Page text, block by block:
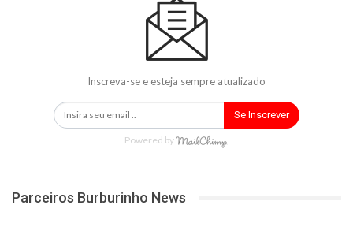
Inscreva-se e esteja sempre atualizado
Se Inscrever
Powered by
Parceiros Burburinho News